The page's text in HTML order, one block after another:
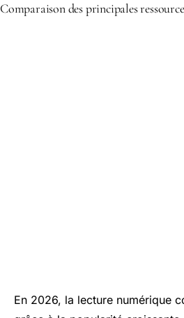
Comparaison des principales
En 2026, la lecture numérique